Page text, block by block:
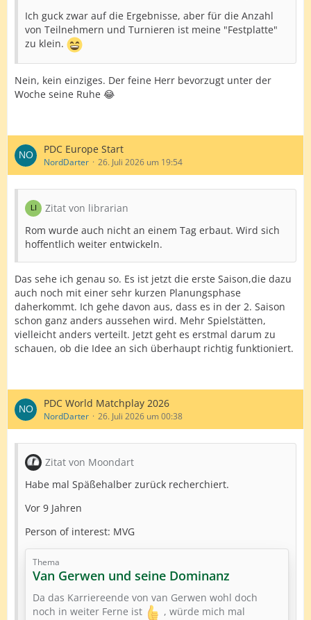
Ich guck zwar auf die Ergebnisse, aber für die Anzahl
von Teilnehmern und Turnieren ist meine "Festplatte"
zu klein.
Nein, kein einziges. Der feine Herr bevorzugt unter der
Woche seine Ruhe 😂
PDC Europe Start
NordDarter 26. Juli 2026 um 19:54
Zitat von librarian
Rom wurde auch nicht an einem Tag erbaut. Wird sich
hoffentlich weiter entwickeln.
Das sehe ich genau so. Es ist jetzt die erste Saison,die dazu
auch noch mit einer sehr kurzen Planungsphase
daherkommt. Ich gehe davon aus, dass es in der 2. Saison
schon ganz anders aussehen wird. Mehr Spielstätten,
vielleicht anders verteilt. Jetzt geht es erstmal darum zu
schauen, ob die Idee an sich überhaupt richtig funktioniert.
PDC World Matchplay 2026
NordDarter 26. Juli 2026 um 00:38
Zitat von Moondart
Habe mal Späßehalber zurück recherchiert.
Vor 9 Jahren
Person of interest: MVG
Thema
Van Gerwen und seine Dominanz
Da das Karriereende von van Gerwen wohl doch
noch in weiter Ferne ist
, würde mich mal